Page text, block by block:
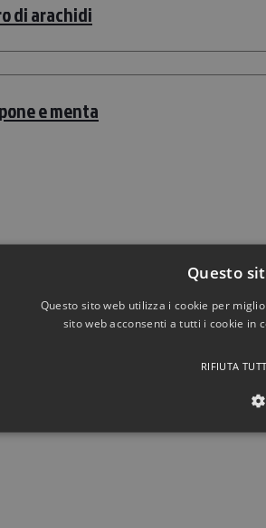
di arachidi
e menta
Questo
Questo sito web utilizza i cookie per
sito web acconsenti a tutti i cookie in
RIFIUTA